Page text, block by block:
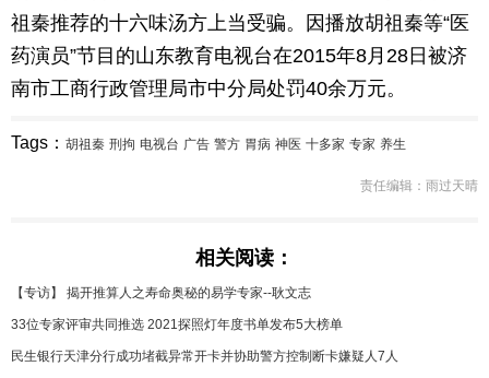
祖秦推荐的十六味汤方上当受骗。因播放胡祖秦等“医
药演员”节目的山东教育电视台在2015年8月28日被济
南市工商行政管理局市中分局处罚40余万元。
Tags： 胡祖秦 刑拘 电视台 广告 警方 胃病 神医 十多家 专家 养生
责任编辑：雨过天晴
相关阅读：
【专访】 揭开推算人之寿命奥秘的易学专家--耿文志
33位专家评审共同推选 2021探照灯年度书单发布5大榜单
民生银行天津分行成功堵截异常开卡并协助警方控制断卡嫌疑人7人